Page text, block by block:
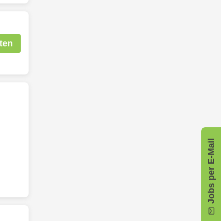
Jobs per E-Mail